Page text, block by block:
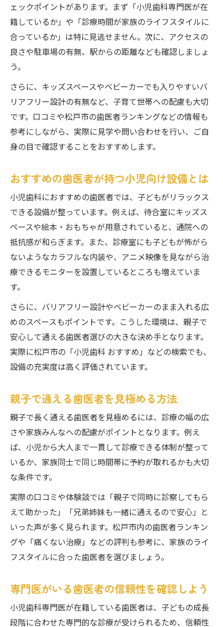
親子で通いたくなる歯医者の共通点
子どもの歯医者選びで注意したい視点
小児歯科選びで重視すべき安心感のポイン
ト
う
子どもが通いやすい歯医者の工夫とは
親目線で考える小児歯科選びの大切な点
口コミでわかる歯医者選びの落とし穴
小児歯科専門医がいる歯医者のメリット
歯医者選びで重要な専門医の存在とは
松戸市で専門医在籍歯医者の選び方
専門医が提案する小児歯科の治療流れ
親子で安心できる歯医者の理由を解説
ェックポイントがあります。まず「小児歯科専門医が在
籍しているか」や「診療時間が家族のライフスタイルに
合っているか」は特に見逃せません。次に、アクセスの
良さや駐車場の有無、駅からの距離なども確認しましょ
う。
さらに、キッズスペースやベビーカーでも入りやすいバ
リアフリー設計の有無など、子育て世帯への配慮も大切
です。口コミや松戸市の歯医者ランキングなどの情報も
参考にしながら、実際に見学や問い合わせを行い、ご自
身の目で確認することをおすすめします。
おすすめの歯医者が持つ小児向け設備とは
小児歯科におすすめの歯医者では、子どもがリラックス
できる設備が整っています。例えば、待合室にキッズス
ペースや絵本・おもちゃが用意されていると、通院への
抵抗感が和らぎます。また、診療室にも子どもが怖がら
ないようなカラフルな内装や、アニメ映像を見ながら治
療できるモニターを設置しているところも増えていま
す。
さらに、バリアフリー設計やベビーカーのまま入れる広
めのスペースもポイントです。こうした環境は、親子で
安心して通える歯医者選びの大きな決め手となります。
実際に松戸市の「小児歯科 おすすめ」などの検索でも、
設備の充実度は高く評価されています。
親子で通える歯医者を見極める方法
親子で長く通える歯医者を見極めるには、診療の幅の広
さや家族みんなへの配慮がポイントとなります。例え
ば、小児から大人まで一貫して診療できる体制が整って
いるか、家族同士で同じ時間帯に予約が取れるかも大切
な条件です。
実際の口コミや体験談では「親子で同時に診察してもら
えて助かった」「兄弟姉妹も一緒に通えるので安心」と
いった声が多く見られます。松戸市内の歯医者ランキン
グや「痛くない治療」などの評判も参考に、家族のライ
フスタイルに合った歯医者を選びましょう。
専門医がいる歯医者の信頼性を確認しよう
小児歯科専門医が在籍している歯医者は、子どもの成長
段階に合わせた専門的な診療が受けられるため、信頼性